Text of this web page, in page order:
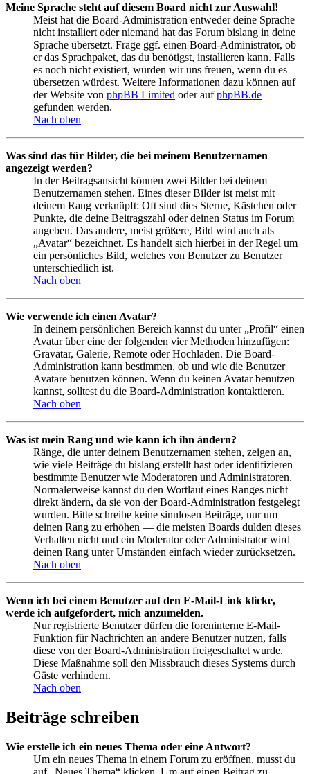
Meine Sprache steht auf diesem Board nicht zur Auswahl!
Meist hat die Board-Administration entweder deine Sprache
nicht installiert oder niemand hat das Forum bislang in deine
Sprache übersetzt. Frage ggf. einen Board-Administrator, ob
er das Sprachpaket, das du benötigst, installieren kann. Falls
es noch nicht existiert, würden wir uns freuen, wenn du es
übersetzen würdest. Weitere Informationen dazu können auf
der Website von phpBB Limited oder aufphpBB.de
gefunden werden.
Nach oben
Was sind das für Bilder, die bei meinem Benutzernamen
angezeigt werden?
In der Beitragsansicht können zwei Bilder bei deinem
Benutzernamen stehen. Eines dieser Bilder ist meist mit
deinem Rang verknüpft: Oft sind dies Sterne, Kästchen oder
Punkte, die deine Beitragszahl oder deinen Status im Forum
angeben. Das andere, meist größere, Bild wird auch als
„Avatar“ bezeichnet. Es handelt sich hierbei in der Regel um
ein persönliches Bild, welches von Benutzer zu Benutzer
unterschiedlich ist.
Nach oben
Wie verwende ich einen Avatar?
In deinem persönlichen Bereich kannst du unter „Profil“ einen
Avatar über eine der folgenden vier Methoden hinzufügen:
Gravatar, Galerie, Remote oder Hochladen. Die Board-
Administration kann bestimmen, ob und wie die Benutzer
Avatare benutzen können. Wenn du keinen Avatar benutzen
kannst, solltest du die Board-Administration kontaktieren.
Nach oben
Was ist mein Rang und wie kann ich ihn ändern?
Ränge, die unter deinem Benutzernamen stehen, zeigen an,
wie viele Beiträge du bislang erstellt hast oder identifizieren
bestimmte Benutzer wie Moderatoren und Administratoren.
Normalerweise kannst du den Wortlaut eines Ranges nicht
direkt ändern, da sie von der Board-Administration festgelegt
wurden. Bitte schreibe keine sinnlosen Beiträge, nur um
deinen Rang zu erhöhen — die meisten Boards dulden dieses
Verhalten nicht und ein Moderator oder Administrator wird
deinen Rang unter Umständen einfach wieder zurücksetzen.
Nach oben
Wenn ich bei einem Benutzer auf den E-Mail-Link klicke,
werde ich aufgefordert, mich anzumelden.
Nur registrierte Benutzer dürfen die foreninterne E-Mail-
Funktion für Nachrichten an andere Benutzer nutzen, falls
diese von der Board-Administration freigeschaltet wurde.
Diese Maßnahme soll den Missbrauch dieses Systems durch
Gäste verhindern.
Nach oben
Beiträge schreiben
Wie erstelle ich ein neues Thema oder eine Antwort?
Um ein neues Thema in einem Forum zu eröffnen, musst du
auf „Neues Thema“ klicken. Um auf einen Beitrag zu